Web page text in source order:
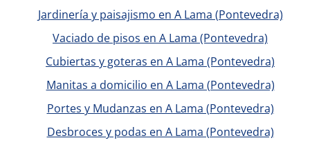
Jardinería y paisajismo en A Lama (Pontevedra)
Vaciado de pisos en A Lama (Pontevedra)
Cubiertas y goteras en A Lama (Pontevedra)
Manitas a domicilio en A Lama (Pontevedra)
Portes y Mudanzas en A Lama (Pontevedra)
Desbroces y podas en A Lama (Pontevedra)